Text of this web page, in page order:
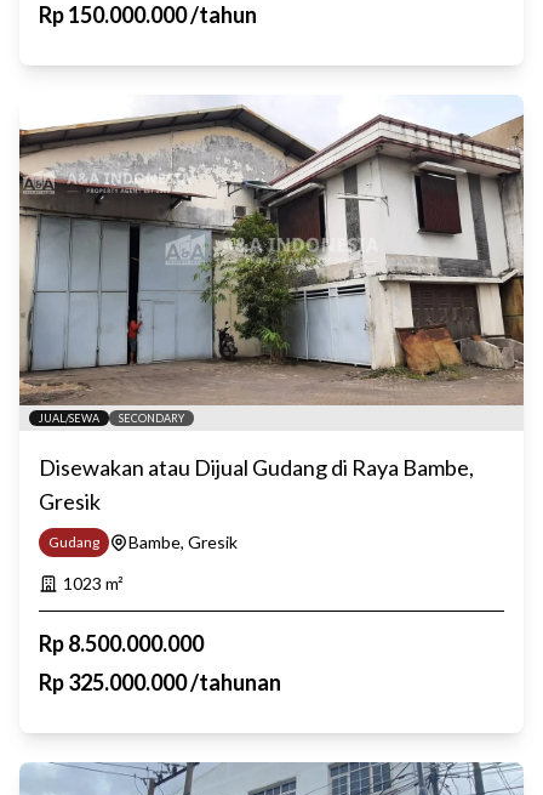
Rp150.000.000/tahun
JUAL/SEWA SECONDARY
Disewakan atau Dijual Gudang di Raya Bambe,
Gresik
Gudang
Bambe, Gresik
1023 m²
Rp8.500.000.000
Rp325.000.000/tahunan